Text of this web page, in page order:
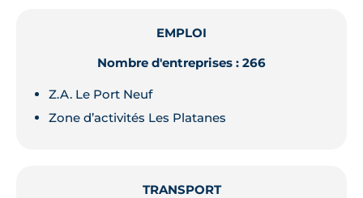
EMPLOI
Nombre d'entreprises : 266
Z.A. Le Port Neuf
Zone d’activités Les Platanes
TRANSPORT